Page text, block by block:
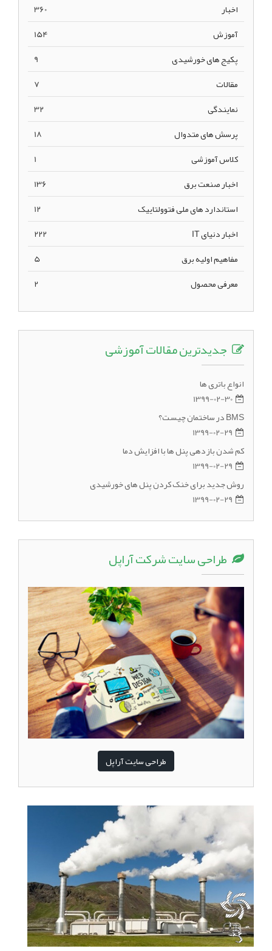
اخبار
360
آموزش
154
پکیج های خورشیدی
9
مقالات
7
نمایندگی
32
پرسش های متدوال
18
کلاس آموزشی
1
اخبار صنعت برق
136
استاندارد های ملی فتوولتاییک
12
اخبار دنیای IT
222
مفاهیم اولیه برق
5
معرفی محصول
2
جدیدترین مقالات آموزشی
انواع باتری ها
1399-02-30
BMS در ساختمان چیست؟
1399-02-29
کم شدن بازدهی پنل ها با افزایش دما
1399-02-29
روش جدید برای خنک کردن پنل های خورشیدی
1399-02-29
طراحی سایت شرکت آراپل
طراحی سایت آراپل